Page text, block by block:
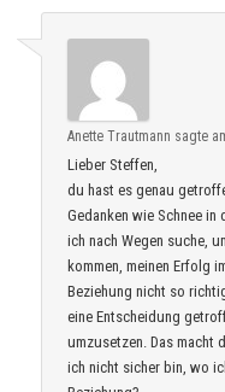
Anette Trautmann sagte
Lieber Steffen,
du hast es genau
Gedanken wie Schnee in
ich nach Wegen suche,
kommen, meinen Erfolg
Beziehung nicht so
eine Entscheidung
umzusetzen. Das macht
ich nicht sicher bin, wo